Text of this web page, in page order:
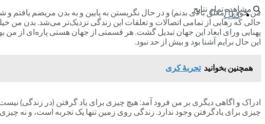
کتاب
مشاهده تمام نتایج
من خود را (معلق بالای بدنم) و در حال نگریستن به پایین و به بدن مریضم
حالی که رهایی از تمامی اتصالات و تعلقات این زندگی نزدیک‌تر می‌شد. بدن
پهنایی ورای ابعاد این جهان تبدیل گشت. هر قسمتی از جهان هستی پاره‌ای از
این حال برایم آشنا بود و بیش از حد نبود.
همچنین بخوانید تجربۀ کری
ادراک و اگاهی دیگری بر من فرود آمد: هیچ چیزی برای یاد گرفتن (در زندگی)
چیزی برای یادگرفتن وجود ندارد. زندگی روی زمین تنها یک تجربه است، و نه